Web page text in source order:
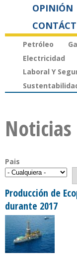
OPINIÓN
Petróleo
Electricidad
Laboral Y
Noticias
Pais
Producción de
durante 2017